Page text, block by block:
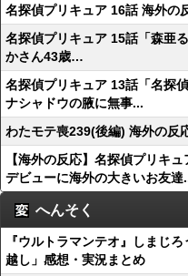
名探偵プリキュア 16話 海外の
名探偵プリキュア 15話「森亜
かさん43歳…
名探偵プリキュア 13話「名探
ナシャドウの腋に無事...
わたモテ喪239(後編) 海外の反
【海外の反応】名探偵プリキ
デビューに海外の大きいお友達
へんそく
『ウルトラマンテオ』しまじ
越し」感想・実況まとめ